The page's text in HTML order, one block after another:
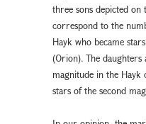
three sons depicted
correspond to the
Hayk who became
(Orion). The
magnitude in the Hayk
stars of the second